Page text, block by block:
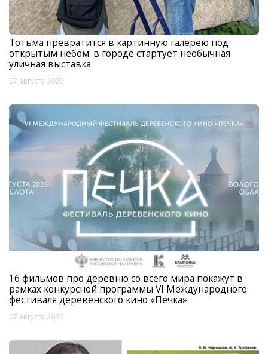
Тотьма превратится в картинную галерею под
открытым небом: в городе стартует необычная
уличная выставка
07 августа 2026
16 фильмов про деревню со всего мира покажут в
рамках конкурсной программы VI Международного
фестиваля деревенского кино «Печка»
07 августа 2026